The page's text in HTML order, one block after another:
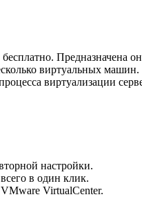
Предназначена
виртуальных
виртуализации
настройки.
в один клик.
VirtualCenter.